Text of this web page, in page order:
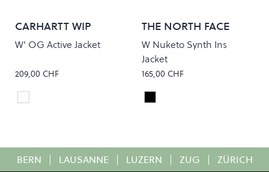
CARHARTT WIP
W' OG Active Jacket
209,00 CHF
Colour
Wax Rinsed
THE NORTH FACE
W Nuketo Synth Ins
Jacket
165,00 CHF
Colour
TNF Black
BERN | LAUSANNE | LUZERN | ZUG | ZÜRICH